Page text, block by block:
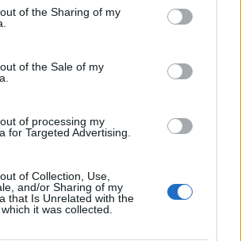
visit or usage behaviour. You may click to
to Google and its third-party tags to
specified purposes in below Google
of the Sharing of my
of the Sale of my
of processing my
for Targeted Advertising.
of Collection, Use,
and/or Sharing of my
that Is Unrelated with the
it was collected.
fáráó vagy! (Y)
arc, modoroschan küldi a
benne, hogy yó helyre kerül a díj